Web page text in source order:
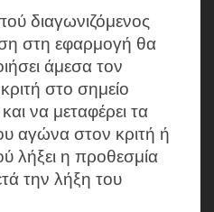
διαγωνιζόμενος
στη εφαρμογή θα
άμεσα τον
στο σημείο
να μεταφέρει τα
αγώνα στον κριτή ή
λήξει η προθεσμία
την λήξη του